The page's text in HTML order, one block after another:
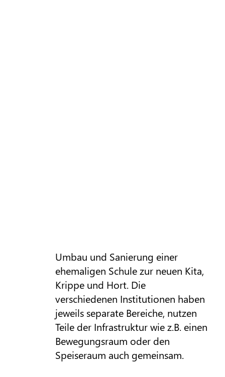
Umbau und Sanierung einer
ehemaligen Schule zur neuen Kita,
Krippe und Hort. Die
verschiedenen Institutionen haben
jeweils separate Bereiche, nutzen
Teile der Infrastruktur wie z.B. einen
Bewegungsraum oder den
Speiseraum auch gemeinsam.